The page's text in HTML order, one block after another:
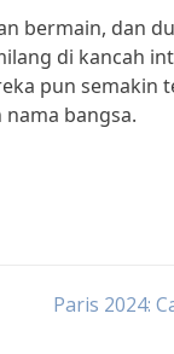
bermain, dan
di kancah
pun semakin
bangsa.
Paris 2024: